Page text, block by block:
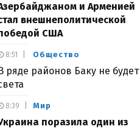
и Арменией
внешнеполитической
США
Общество
ряде районов Баку не будет
8:51
Мир
поразила один из
8:39